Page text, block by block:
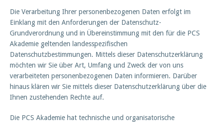
Die Verarbeitung Ihrer personenbezogenen Daten erfolgt im
Einklang mit den Anforderungen der Datenschutz-
Grundverordnung und in Übereinstimmung mit den für die PCS
Akademie geltenden landesspezifischen
Datenschutzbestimmungen. Mittels dieser Datenschutzerklärung
möchten wir Sie über Art, Umfang und Zweck der von uns
verarbeiteten personenbezogenen Daten informieren. Darüber
hinaus klären wir Sie mittels dieser Datenschutzerklärung über die
Ihnen zustehenden Rechte auf.
Die PCS Akademie hat technische und organisatorische